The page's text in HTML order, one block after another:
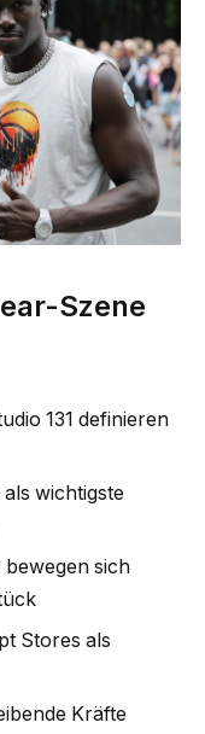
Szene
131 definieren
wichtigste
sich
Stores als
Kräfte